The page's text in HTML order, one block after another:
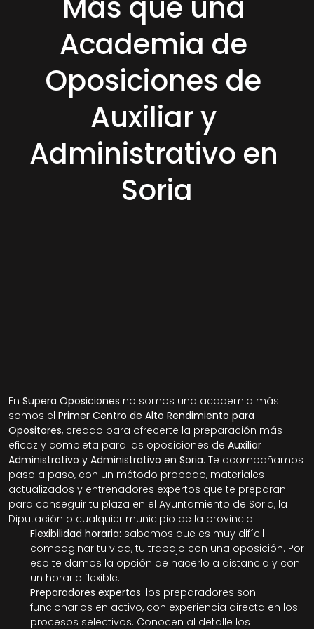
Academia de
Oposiciones de
Auxiliar y
Administrativo en
Soria
En Supera Oposiciones no somos una academia más:
somos el Primer Centro de Alto Rendimiento para
Opositores, creado para ofrecerte la preparación más
eficaz y completa para las oposiciones de Auxiliar
Administrativo y Administrativo en Soria. Te acompañamos
paso a paso, con un método probado, materiales
actualizados y entrenadores expertos que te preparan
para conseguir tu plaza en el Ayuntamiento de Soria, la
Diputación o cualquier municipio de la provincia.
Flexibilidad horaria: sabemos que es muy difícil
compaginar tu vida, tu trabajo con una oposición. Por
eso te damos la opción de hacerlo a distancia y con
un horario flexible.
Preparadores expertos: los preparadores son
funcionarios en activo, con experiencia directa en los
procesos selectivos. Conocen al detalle los